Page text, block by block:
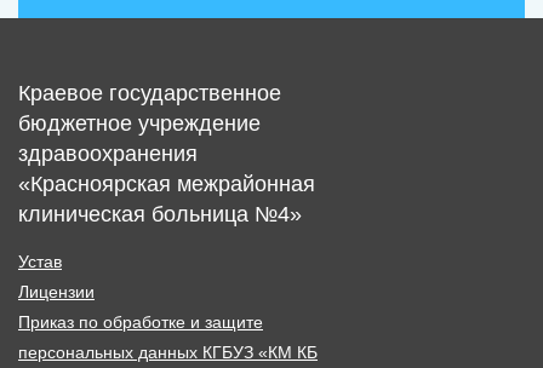
Краевое государственное
бюджетное учреждение
здравоохранения
«Красноярская межрайонная
клиническая больница №4»
Устав
Лицензии
Приказ по обработке и защите
персональных данных КГБУЗ «КМ КБ